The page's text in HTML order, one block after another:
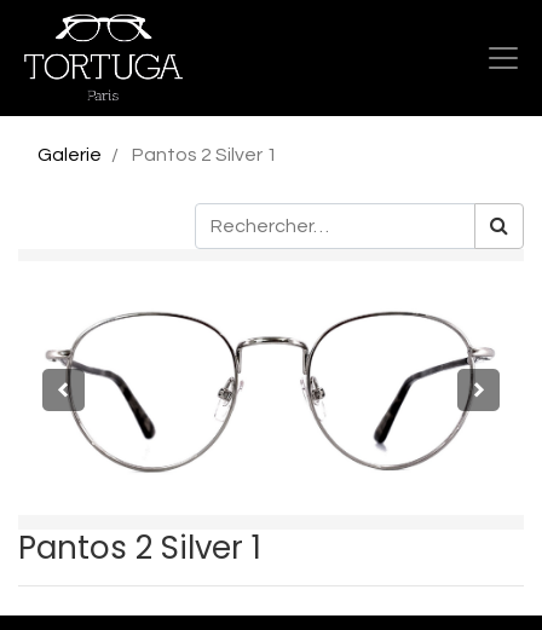
Galerie Pantos 2 Silver 1
Pantos 2 Silver 1